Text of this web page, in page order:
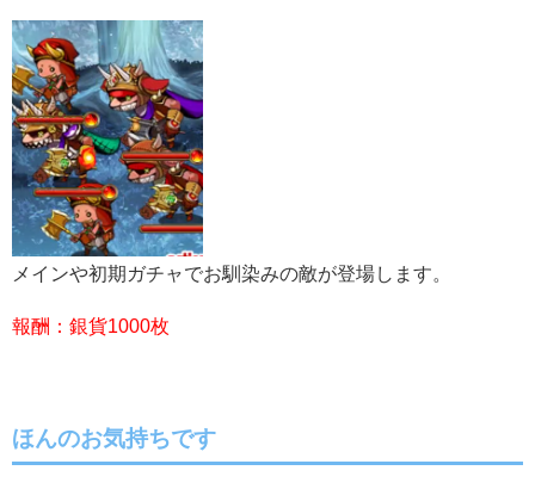
メインや初期ガチャでお馴染みの敵が登場します。
報酬：銀貨1000枚
ほんのお気持ちです